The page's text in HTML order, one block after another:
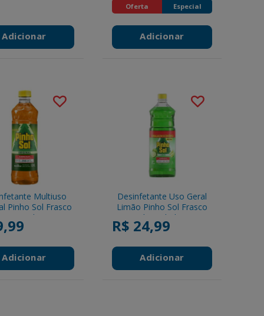
Adicionar
Oferta Especial
Adicionar
Multiuso
Pinho Sol Frasco
500ml
Adicionar
Desinfetante Uso Geral
Limão Pinho Sol Frasco
1,75l - Embalagem
Econômica
R$ 24,99
Adicionar